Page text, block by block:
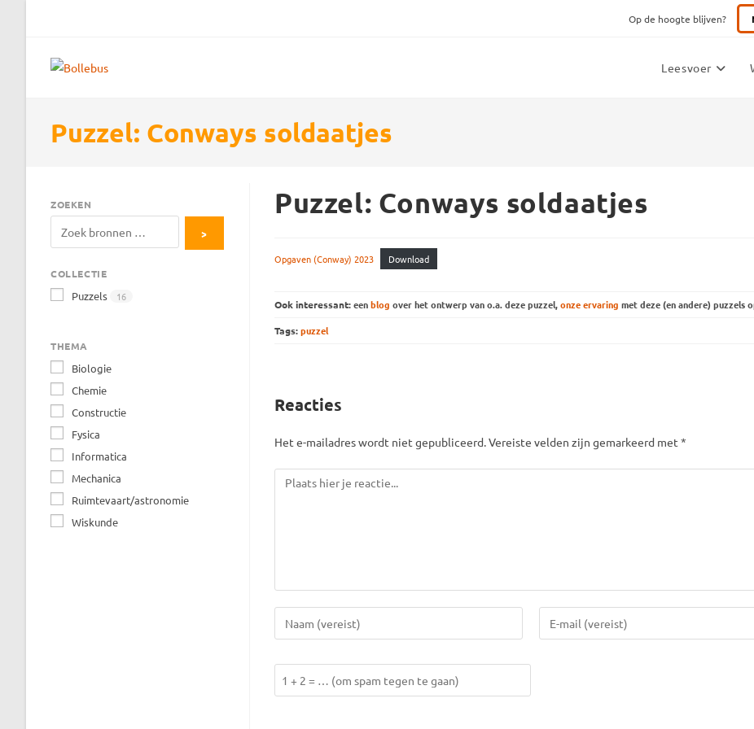
Op de hoogte blijven?
Leesvoer
Puzzel: Conways soldaatjes
ZOEKEN
Zoeken
naar:
COLLECTIE
Puzzels 16
THEMA
Biologie
Chemie
Constructie
Fysica
Informatica
Mechanica
Ruimtevaart/astronomie
Wiskunde
Puzzel: Conways soldaatjes
Opgaven (Conway) 2023 Download
Ook interessant:eenblog over het ontwerp van o.a. deze puzzel,onze ervaring met deze (en andere) puzzels
Tags:puzzel
Reacties
Het e-mailadres wordt niet gepubliceerd. Vereiste velden zijn gemarkeerd met *
Reactie
je
of
gebruikersnaam
je
1